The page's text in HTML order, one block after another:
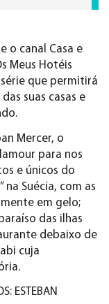
o canal Casa e
Meus Hotéis
série que permitirá
suas casas e
Mercer, o
para nos
e únicos do
Suécia, com as
em gelo;
das ilhas
debaixo de
cuja
ESTEBAN